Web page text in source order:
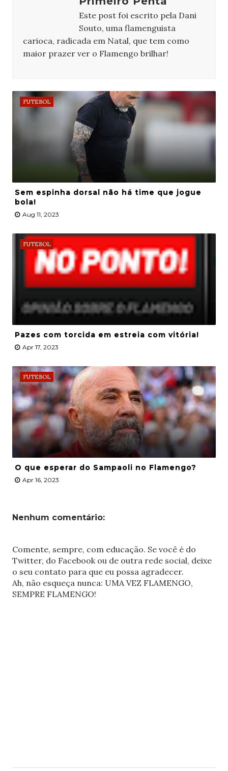
Este post foi escrito pela Dani
Souto, uma flamenguista
carioca, radicada em Natal, que tem como
maior prazer ver o Flamengo brilhar!
FUTEBOL
Sem espinha dorsal não há time que jogue
bola!
Aug 11, 2023
FUTEBOL
Pazes com torcida em estreia com vitória!
Apr 17, 2023
FUTEBOL
O que esperar do Sampaoli no Flamengo?
Apr 16, 2023
Nenhum comentário:
Comente, sempre, com educação. Se você é do
Twitter, do Facebook ou de outra rede social, deixe
o seu contato para que eu possa agradecer.
Ah, não esqueça nunca: UMA VEZ FLAMENGO,
SEMPRE FLAMENGO!